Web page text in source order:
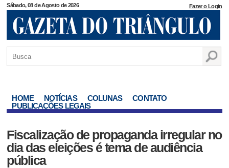
Sábado, 08 de Agosto de 2026 Fazer o Login
HOME NOTÍCIAS COLUNAS
CONTATO
PUBLICAÇÕES LEGAIS
Fiscalização de propaganda irregular no
dia das eleições é tema de audiência
pública